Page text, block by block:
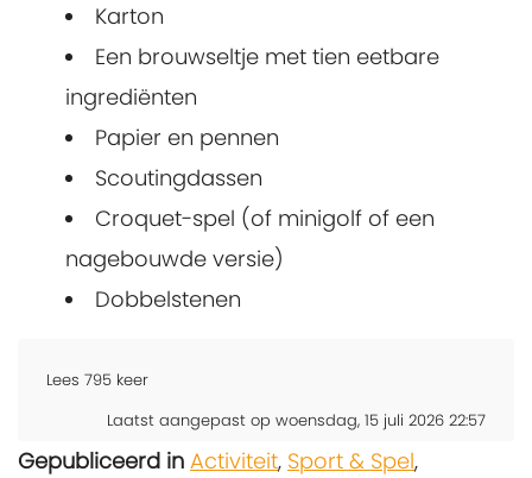
Karton
Een brouwseltje met tien eetbare
ingrediënten
Papier en pennen
Scoutingdassen
Croquet-spel (of minigolf of een
nagebouwde versie)
Dobbelstenen
Lees 795 keer
Laatst aangepast op woensdag, 15 juli 2026 22:57
Gepubliceerd in Activiteit, Sport & Spel,